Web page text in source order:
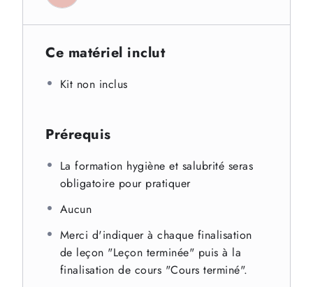
Ce matériel inclut
Kit non inclus
Prérequis
La formation hygiène et salubrité seras
obligatoire pour pratiquer
Aucun
Merci d'indiquer à chaque finalisation
de leçon "Leçon terminée" puis à la
finalisation de cours "Cours terminé".